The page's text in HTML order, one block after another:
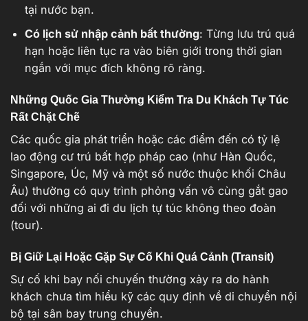
tại nước bạn.
Có lịch sử nhập cảnh bất thường: Từng lưu trú quá
hạn hoặc liên tục ra vào biên giới trong thời gian
ngắn với mục đích không rõ ràng.
Những Quốc Gia Thường Kiểm Tra Du Khách Tự Túc
Rất Chặt Chẽ
Các quốc gia phát triển hoặc các điểm đến có tỷ lệ
lao động cư trú bất hợp pháp cao (như Hàn Quốc,
Singapore, Úc, Mỹ và một số nước thuộc khối Châu
Âu) thường có quy trình phỏng vấn vô cùng gắt gao
đối với những ai đi du lịch tự túc không theo đoàn
(tour).
Bị Giữ Lại Hoặc Gặp Sự Cố Khi Quá Cảnh (Transit)
Sự cố khi bay nối chuyến thường xảy ra do hành
khách chưa tìm hiểu kỹ các quy định về di chuyển nội
bộ tại sân bay trung chuyển.